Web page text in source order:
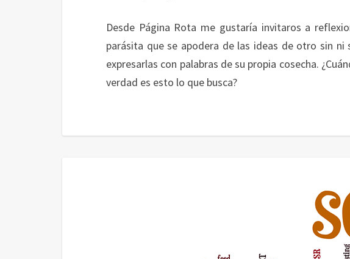
Desde Página Rota me gustaría invitaros a
parásita que se apodera de las ideas de otro sin ni
expresarlas con palabras de su propia cosecha.
verdad es esto lo que busca?